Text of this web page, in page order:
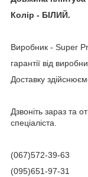
Колір - БІЛИЙ.
Виробник - Super
гарантії від
Доставку
Дзвоніть зараз та
спеціаліста.
(067)572-39-63
(095)651-97-31